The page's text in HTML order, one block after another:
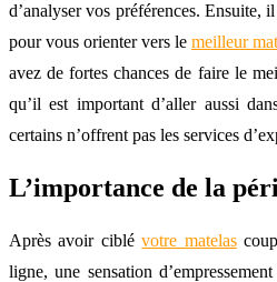
d’analyser vos préférences. Ensuite,
pour vous orienter vers le meilleur
avez de fortes chances de faire le
qu’il est important d’aller aussi
certains n’offrent pas les services
L’importance de la
Après avoir ciblévotre matelas
ligne, une sensation